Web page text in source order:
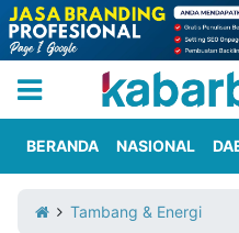
Iklan
Berita
Kami
BERANDA NASIONAL
Tambang & Energi